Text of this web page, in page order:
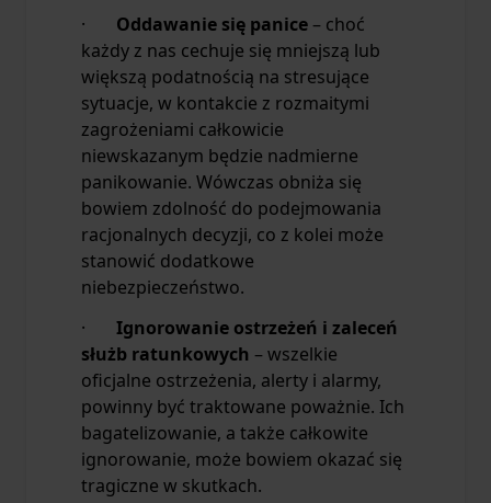
·
Oddawanie się panice – choć
każdy z nas cechuje się mniejszą lub
większą podatnością na stresujące
sytuacje, w kontakcie z rozmaitymi
zagrożeniami całkowicie
niewskazanym będzie nadmierne
panikowanie. Wówczas obniża się
bowiem zdolność do podejmowania
racjonalnych decyzji, co z kolei może
stanowić dodatkowe
niebezpieczeństwo.
·
Ignorowanie ostrzeżeń i zaleceń
służb ratunkowych – wszelkie
oficjalne ostrzeżenia, alerty i alarmy,
powinny być traktowane poważnie. Ich
bagatelizowanie, a także całkowite
ignorowanie, może bowiem okazać się
tragiczne w skutkach.